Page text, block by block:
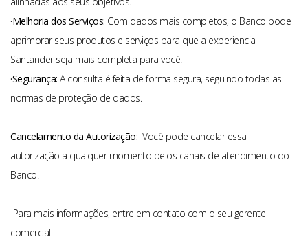
·Melhoria dos Serviços: Com dados mais completos, o Banco pode
aprimorar seus produtos e serviços para que a experiencia
Santander seja mais completa para você.
·Segurança: A consulta é feita de forma segura, seguindo todas as
normas de proteção de dados.
Cancelamento da Autorização: Você pode cancelar essa
autorização a qualquer momento pelos canais de atendimento do
Banco.
Para mais informações, entre em contato com o seu gerente
comercial.